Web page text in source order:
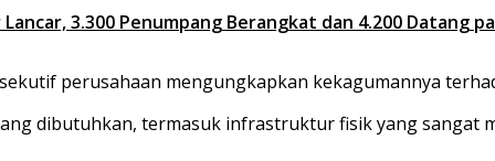
3.300 Penumpang Berangkat dan 4.200 Datang
perusahaan mengungkapkan kekagumannya
dibutuhkan, termasuk infrastruktur fisik yang sangat